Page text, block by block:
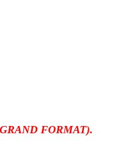
FORMAT).